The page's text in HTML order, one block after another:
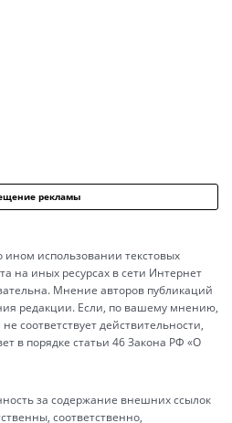
рекламы
ином использовании текстовых
на иных ресурсах в сети Интернет
Мнение авторов публикаций
редакции. Если, по вашему мнению,
соответствует действительности,
в порядке статьи 46 Закона РФ «О
за содержание внешних ссылок
соответственно,